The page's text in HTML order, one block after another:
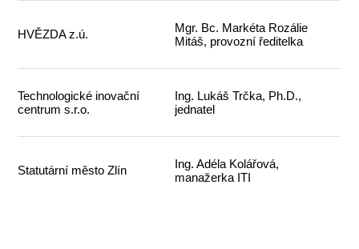
HVĚZDA z.ú.
Mgr. Bc. Markéta Rozálie
Mitáš, provozní ředitelka
Technologické inovační
centrum s.r.o.
Ing. Lukáš Trčka, Ph.D.,
jednatel
Statutární město Zlín
Ing. Adéla Kolářová,
manažerka ITI